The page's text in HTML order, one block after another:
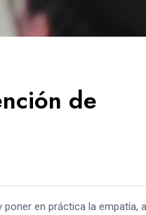
de
en práctica la empatía,